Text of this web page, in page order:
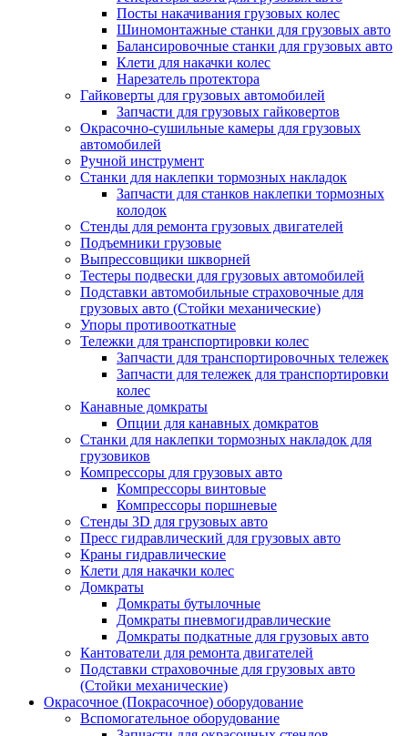
Посты накачивания грузовых колес
Шиномонтажные станки для грузовых авто
Балансировочные станки для грузовых авто
Клети для накачки колес
Нарезатель протектора
Гайковерты для грузовых автомобилей
Запчасти для грузовых гайковертов
Окрасочно-сушильные камеры для грузовых
автомобилей
Ручной инструмент
Станки для наклепки тормозных накладок
Запчасти для станков наклепки тормозных
колодок
Стенды для ремонта грузовых двигателей
Подъемники грузовые
Выпрессовщики шкворней
Тестеры подвески для грузовых автомобилей
Подставки автомобильные страховочные для
грузовых авто (Стойки механические)
Упоры противооткатные
Тележки для транспортировки колес
Запчасти для транспортировочных тележек
Запчасти для тележек для транспортировки
колес
Канавные домкраты
Опции для канавных домкратов
Станки для наклепки тормозных накладок для
грузовиков
Компрессоры для грузовых авто
Компрессоры винтовые
Компрессоры поршневые
Стенды 3D для грузовых авто
Пресс гидравлический для грузовых авто
Краны гидравлические
Клети для накачки колес
Домкраты
Домкраты бутылочные
Домкраты пневмогидравлические
Домкраты подкатные для грузовых авто
Кантователи для ремонта двигателей
Подставки страховочные для грузовых авто
(Стойки механические)
Окрасочное (Покрасочное) оборудование
Вспомогательное оборудование